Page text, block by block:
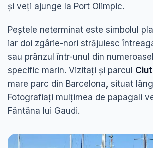
și veți ajunge la Port Olimpic.
Peștele neterminat este simbolul
iar doi zgârie-nori străjuiesc
sau prânzul într-unul din
specific marin. Vizitați și parcul
mare parc din Barcelona situat
Fotografiați mulțimea de papagali
Fântâna lui Gaudi.